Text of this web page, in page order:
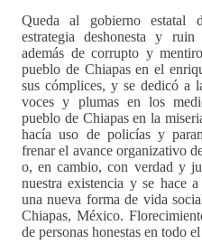
Queda al gobierno estatal
estrategia deshonesta y
además de corrupto y
pueblo de Chiapas en el
sus cómplices, y se dedicó a
voces y plumas en los
pueblo de Chiapas en la
hacía uso de policías y
frenar el avance organizativo
o, en cambio, con verdad y
nuestra existencia y se hace
una nueva forma de vida
Chiapas, México.
de personas honestas en todo